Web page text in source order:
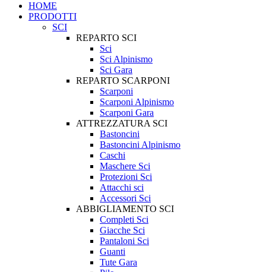
HOME
PRODOTTI
SCI
REPARTO SCI
Sci
Sci Alpinismo
Sci Gara
REPARTO SCARPONI
Scarponi
Scarponi Alpinismo
Scarponi Gara
ATTREZZATURA SCI
Bastoncini
Bastoncini Alpinismo
Caschi
Maschere Sci
Protezioni Sci
Attacchi sci
Accessori Sci
ABBIGLIAMENTO SCI
Completi Sci
Giacche Sci
Pantaloni Sci
Guanti
Tute Gara